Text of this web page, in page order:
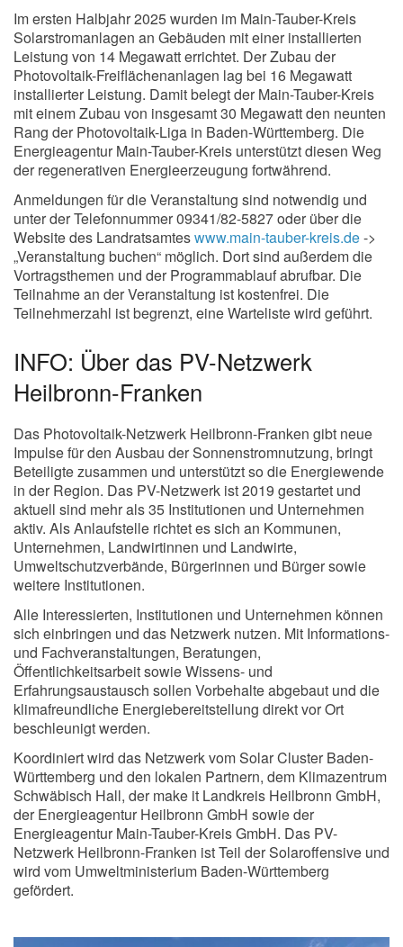
Im ersten Halbjahr 2025 wurden im Main-Tauber-Kreis
Solarstromanlagen an Gebäuden mit einer installierten
Leistung von 14 Megawatt errichtet. Der Zubau der
Photovoltaik-Freiflächenanlagen lag bei 16 Megawatt
installierter Leistung. Damit belegt der Main-Tauber-Kreis
mit einem Zubau von insgesamt 30 Megawatt den neunten
Rang der Photovoltaik-Liga in Baden-Württemberg. Die
Energieagentur Main-Tauber-Kreis unterstützt diesen Weg
der regenerativen Energieerzeugung fortwährend.
Anmeldungen für die Veranstaltung sind notwendig und
unter der Telefonnummer 09341/82-5827 oder über die
Website des Landratsamteswww.main-tauber-kreis.de->
„Veranstaltung buchen“ möglich. Dort sind außerdem die
Vortragsthemen und der Programmablauf abrufbar. Die
Teilnahme an der Veranstaltung ist kostenfrei. Die
Teilnehmerzahl ist begrenzt, eine Warteliste wird geführt.
INFO: Über das PV-Netzwerk
Heilbronn-Franken
Das Photovoltaik-Netzwerk Heilbronn-Franken gibt neue
Impulse für den Ausbau der Sonnenstromnutzung, bringt
Beteiligte zusammen und unterstützt so die Energiewende
in der Region. Das PV-Netzwerk ist 2019 gestartet und
aktuell sind mehr als 35 Institutionen und Unternehmen
aktiv. Als Anlaufstelle richtet es sich an Kommunen,
Unternehmen, Landwirtinnen und Landwirte,
Umweltschutzverbände, Bürgerinnen und Bürger sowie
weitere Institutionen.
Alle Interessierten, Institutionen und Unternehmen können
sich einbringen und das Netzwerk nutzen. Mit Informations-
und Fachveranstaltungen, Beratungen,
Öffentlichkeitsarbeit sowie Wissens- und
Erfahrungsaustausch sollen Vorbehalte abgebaut und die
klimafreundliche Energiebereitstellung direkt vor Ort
beschleunigt werden.
Koordiniert wird das Netzwerk vom Solar Cluster Baden-
Württemberg und den lokalen Partnern, dem Klimazentrum
Schwäbisch Hall, der make it Landkreis Heilbronn GmbH,
der Energieagentur Heilbronn GmbH sowie der
Energieagentur Main-Tauber-Kreis GmbH. Das PV-
Netzwerk Heilbronn-Franken ist Teil der Solaroffensive und
wird vom Umweltministerium Baden-Württemberg
gefördert.